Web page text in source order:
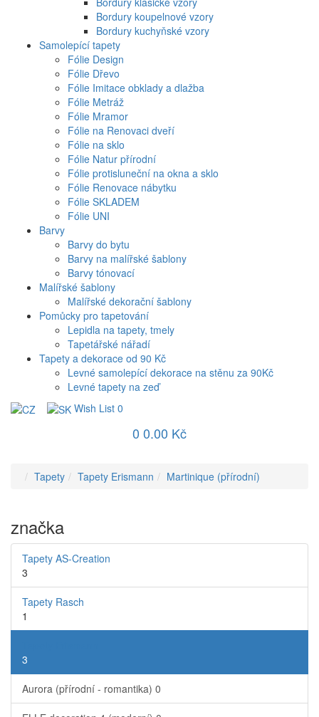
Bordury koupelnové vzory
Bordury kuchyňské vzory
Samolepící tapety
Fólie Design
Fólie Dřevo
Fólie Imitace obklady a dlažba
Fólie Metráž
Fólie Mramor
Fólie na Renovaci dveří
Fólie na sklo
Fólie Natur přírodní
Fólie protisluneční na okna a sklo
Fólie Renovace nábytku
Fólie SKLADEM
Fólie UNI
Barvy
Barvy do bytu
Barvy na malířské šablony
Barvy tónovací
Malířské šablony
Malířské dekorační šablony
Pomůcky pro tapetování
Lepidla na tapety, tmely
Tapetářské nářadí
Tapety a dekorace od 90 Kč
Levné samolepící dekorace na stěnu za 90Kč
Levné tapety na zeď
Wish List 0
0 0.00 Kč
Tapety Tapety Erismann Martinique (přírodní)
značka
Tapety AS-Creation
3
Tapety Rasch
1
3
Aurora (přírodní - romantika) 0